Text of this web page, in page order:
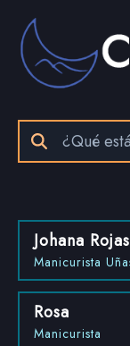
Johana Rojas
Manicurista
Rosa
Manicurista